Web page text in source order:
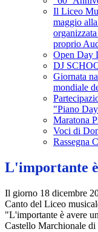
Il Liceo
maggio
proprio
Open Day
DJ
Giornata
mondiale
"Piano
Maratona
Voci di
Rassegna
L'importante
Il giorno 18 dicembre
Canto del Liceo
"L'importante è avere
Castello Marchionale di